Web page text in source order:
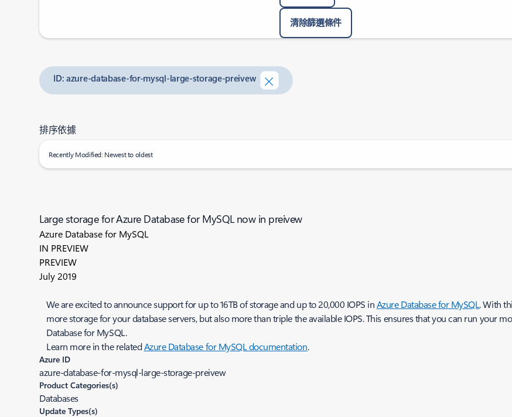
清除篩選條件
ID: azure-database-for-mysql-large-storage-preivew
排序依據
Recently Modified: Newest to oldest
Large storage for Azure Database for MySQL now in preivew
Azure Database for MySQL
IN PREVIEW
PREVIEW
July 2019
We are excited to announce support for up to 16TB of storage and up to 20,000 IOPS inAzure Database for MySQL. With
more storage for your database servers, but also more than triple the available IOPS. This ensures that you can run your
Database for MySQL.
Learn more in the relatedAzure Database for MySQL documentation.
Azure ID
azure-database-for-mysql-large-storage-preivew
Product Categories(s)
Databases
Update Types(s)